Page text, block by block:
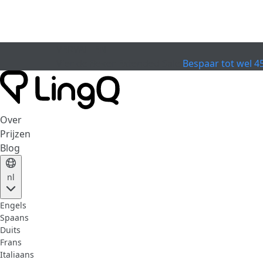
Bespaar tot wel
Over
Prijzen
Blog
nl
Engels
Spaans
Duits
Frans
Italiaans